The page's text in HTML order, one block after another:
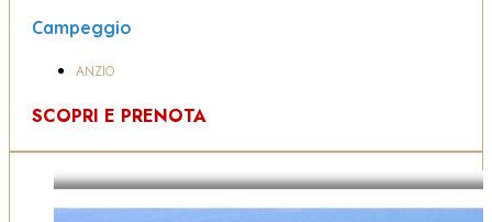
Campeggio
ANZIO
SCOPRI E PRENOTA